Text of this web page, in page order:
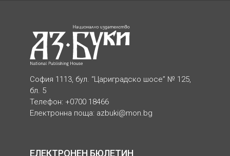
София 1113, бул. “Цариградско шосе” № 125,
бл. 5
Телефон: +0700 18466
Електронна поща: azbuki@mon.bg
ЕЛЕКТРОНЕН БЮЛЕТИН